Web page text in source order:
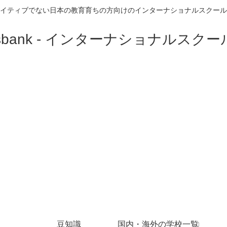
ティブでない日本の教育育ちの方向けのインターナショナルスクー
豆知識 国内・海外の学校一覧